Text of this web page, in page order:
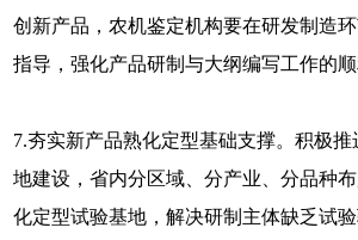
创新产品，农机鉴定机构要在研发制造
指导，强化产品研制与大纲编写工作的顺
7.夯实新产品熟化定型基础支撑。积极
地建设，省内分区域、分产业、分品种
化定型试验基地，解决研制主体缺乏试